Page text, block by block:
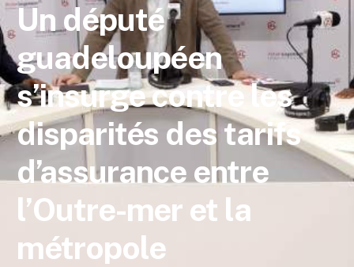
Un député
guadeloupéen
s’insurge contre les
disparités des tarifs
d’assurance entre
l’Outre-mer et la
métropole